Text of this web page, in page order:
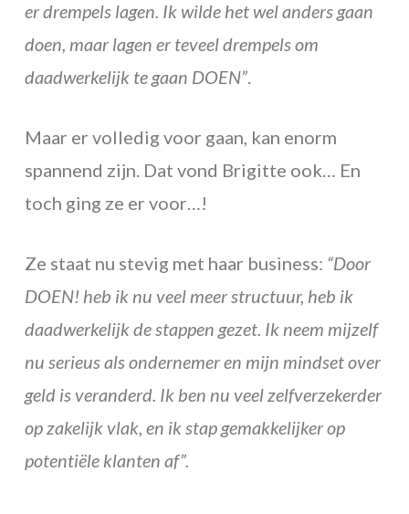
er drempels lagen. Ik wilde het wel anders gaan
doen, maar lagen er teveel drempels om
daadwerkelijk te gaan DOEN”.
Maar er volledig voor gaan, kan enorm
spannend zijn. Dat vond Brigitte ook… En
toch ging ze er voor…!
Ze staat nu stevig met haar business: “Door
DOEN! heb ik nu veel meer structuur, heb ik
daadwerkelijk de stappen gezet. Ik neem mijzelf
nu serieus als ondernemer en mijn mindset over
geld is veranderd. Ik ben nu veel zelfverzekerder
op zakelijk vlak, en ik stap gemakkelijker op
potentiële klanten af”.